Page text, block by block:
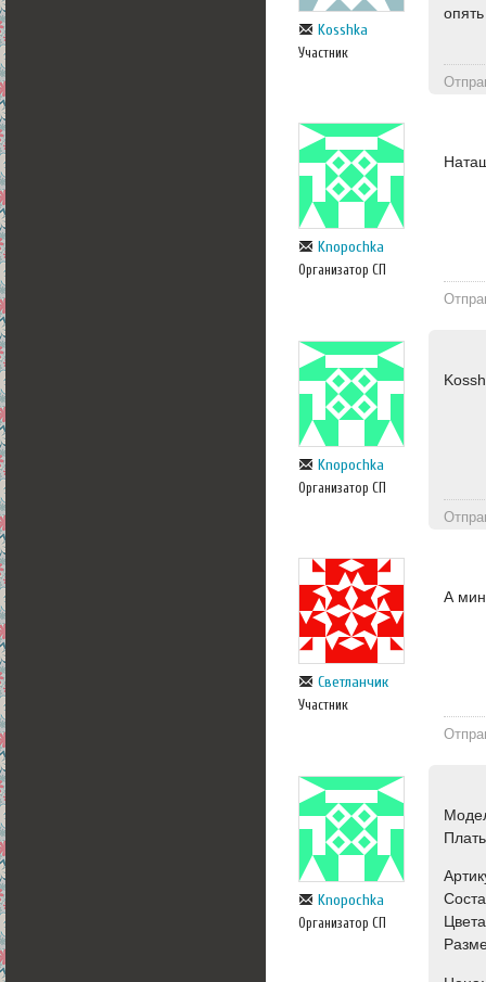
Kosshka
Участник
Knopochka
Организатор СП
Knopochka
Организатор СП
Светланчик
Участник
А
Knopochka
Организатор СП